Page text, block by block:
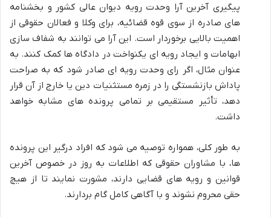
پیگیری آخرین آرا وحدت رویه دیوان عالی کشور و بخشنامه
های صادره از سوی قوه قضائیه، برای وکلا و فعالان حقوقی از
اهمیت بالایی برخوردار است. این آرا می توانند به شفاف سازی
ابهامات و ایجاد رویه ای یکنواخت در دادگاه ها کمک کنند. به
عنوان مثال، اگر رای وحدت رویه ای صادر شود که به صراحت
پاداش بازنشستگی را در زمره مستثنیات دین یا خارج از آن قرار
دهد، تأثیر مستقیمی بر تمامی پرونده های مشابه خواهد
داشت.
به طور کلی، همواره توصیه می شود که افراد درگیر این پرونده
ها، با مشاوران حقوقی که اطلاعات به روز در خصوص آخرین
قوانین و رویه های قضایی دارند، مشورت نمایند تا از هیچ
حقی محروم نشوند و با آگاهی کامل گام بردارند.